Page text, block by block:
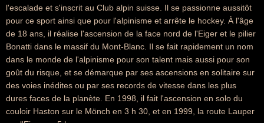
l'escalade et s'inscrit au Club alpin suisse. Il se passionne aussitôt
pour ce sport ainsi que pour l'alpinisme et arrête le hockey. À l'âge
de 18 ans, il réalise l'ascension de la face nord de l'Eiger et le pilier
Bonatti dans le massif du Mont-Blanc. Il se fait rapidement un nom
dans le monde de l'alpinisme pour son talent mais aussi pour son
goût du risque, et se démarque par ses ascensions en solitaire sur
des voies inédites ou par ses records de vitesse dans les plus
dures faces de la planète. En 1998, il fait l'ascension en solo du
couloir Haston sur le Mönch en 3 h 30, et en 1999, la route Lauper